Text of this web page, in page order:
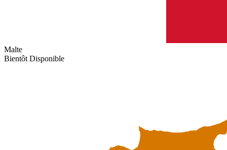
Malte
Bientôt Disponible